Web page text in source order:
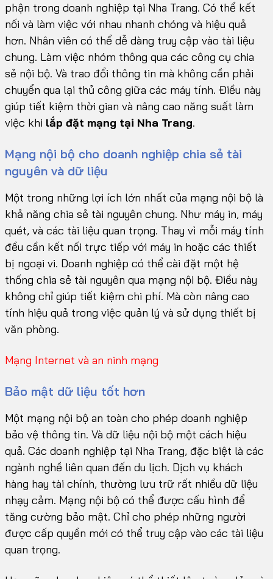
phận trong doanh nghiệp tại Nha Trang. Có thể kết
nối và làm việc với nhau nhanh chóng và hiệu quả
hơn. Nhân viên có thể dễ dàng truy cập vào tài liệu
chung. Làm việc nhóm thông qua các công cụ chia
sẻ nội bộ. Và trao đổi thông tin mà không cần phải
chuyển qua lại thủ công giữa các máy tính. Điều này
giúp tiết kiệm thời gian và nâng cao năng suất làm
việc khi lắp đặt mạng tại Nha Trang.
Mạng nội bộ cho doanh nghiệp chia sẻ tài
nguyên và dữ liệu
Một trong những lợi ích lớn nhất của mạng nội bộ là
khả năng chia sẻ tài nguyên chung. Như máy in, máy
quét, và các tài liệu quan trọng. Thay vì mỗi máy tính
đều cần kết nối trực tiếp với máy in hoặc các thiết
bị ngoại vi. Doanh nghiệp có thể cài đặt một hệ
thống chia sẻ tài nguyên qua mạng nội bộ. Điều này
không chỉ giúp tiết kiệm chi phí. Mà còn nâng cao
tính hiệu quả trong việc quản lý và sử dụng thiết bị
văn phòng.
Mạng Internet và an ninh mạng
Bảo mật dữ liệu tốt hơn
Một mạng nội bộ an toàn cho phép doanh nghiệp
bảo vệ thông tin. Và dữ liệu nội bộ một cách hiệu
quả. Các doanh nghiệp tại Nha Trang, đặc biệt là các
ngành nghề liên quan đến du lịch. Dịch vụ khách
hàng hay tài chính, thường lưu trữ rất nhiều dữ liệu
nhạy cảm. Mạng nội bộ có thể được cấu hình để
tăng cường bảo mật. Chỉ cho phép những người
được cấp quyền mới có thể truy cập vào các tài liệu
quan trọng.